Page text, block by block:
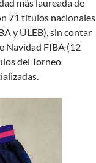
más laureada de
71 títulos nacionales
y ULEB), sin contar
Navidad FIBA (12
del Torneo